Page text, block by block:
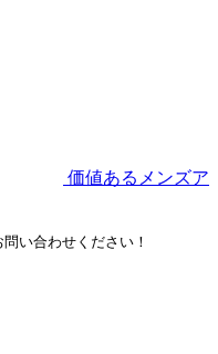
価値あるメンズア
い合わせください！